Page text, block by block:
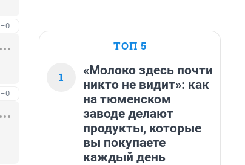
–0
–0
ТОП 5
1
«Молоко здесь почти
никто не видит»: как
на тюменском
заводе делают
продукты, которые
вы покупаете
каждый день